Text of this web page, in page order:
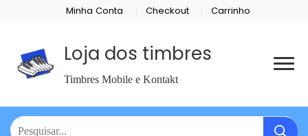
Minha Conta Checkout Carrinho
Loja dos timbres
Timbres Mobile e Kontakt